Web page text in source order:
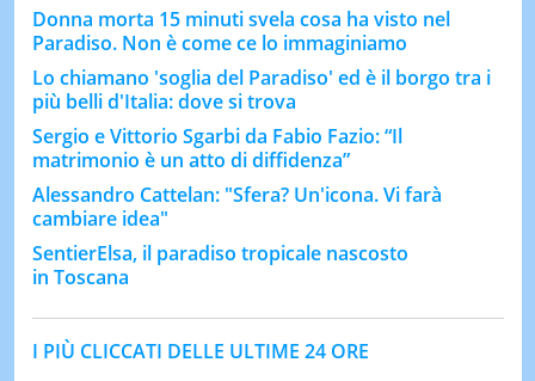
Donna morta 15 minuti svela cosa ha visto nel
Paradiso. Non è come ce lo immaginiamo
Lo chiamano 'soglia del Paradiso' ed è il borgo tra i
più belli d'Italia: dove si trova
Sergio e Vittorio Sgarbi da Fabio Fazio: “Il
matrimonio è un atto di diffidenza”
Alessandro Cattelan: "Sfera? Un'icona. Vi farà
cambiare idea"
SentierElsa, il paradiso tropicale nascosto
in Toscana
I PIÙ CLICCATI DELLE ULTIME 24 ORE